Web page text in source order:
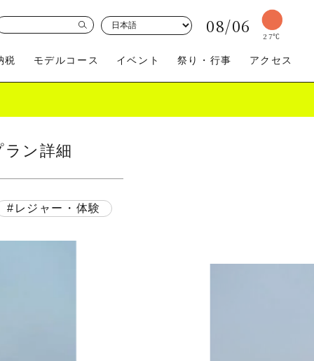
08/06 27℃
税 モデルコース イベント 祭り・行事 アクセス
ン詳細
レジャー・体験